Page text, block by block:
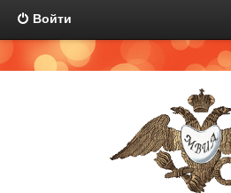
Войти